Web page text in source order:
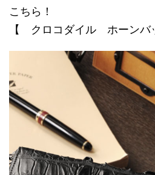
こちら！
【 クロコダイル ホーン